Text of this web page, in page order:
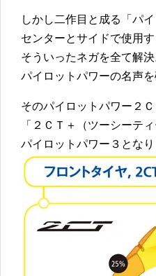
しかし二作目と成る「パ
センターとサイドで使用
そういったネガを全て解決
パイロットパワーの名声
そのパイロットパワー２
「２ＣＴ＋（ツーシーテ
パイロットパワー３となり